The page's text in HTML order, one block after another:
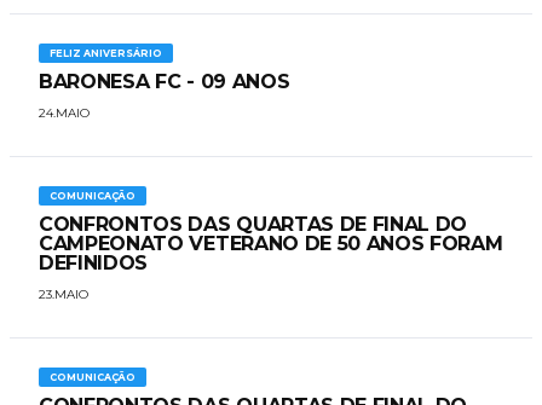
FELIZ ANIVERSÁRIO
BARONESA FC - 09 ANOS
24.MAIO
COMUNICAÇÃO
CONFRONTOS DAS QUARTAS DE FINAL DO
CAMPEONATO VETERANO DE 50 ANOS FORAM
DEFINIDOS
23.MAIO
COMUNICAÇÃO